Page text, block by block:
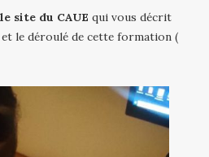
site du CAUE qui vous décrit
le déroulé de cette formation (